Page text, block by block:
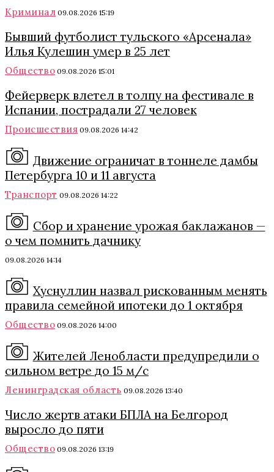
Криминал 09.08.2026 15:19
Бывший футболист тульского «Арсенала»
Илья Кулешин умер в 25 лет
Общество 09.08.2026 15:01
Фейерверк влетел в толпу на фестивале в
Испании, пострадали 27 человек
Происшествия 09.08.2026 14:42
Движение ограничат в тоннеле дамбы
Петербурга 10 и 11 августа
Транспорт 09.08.2026 14:22
Сбор и хранение урожая баклажанов —
о чем помнить дачнику
09.08.2026 14:14
Хуснуллин назвал рискованным менять
правила семейной ипотеки до 1 октября
Общество 09.08.2026 14:00
Жителей Ленобласти предупредили о
сильном ветре до 15 м/с
Ленинградская область 09.08.2026 13:40
Число жертв атаки БПЛА на Белгород
выросло до пяти
Общество 09.08.2026 13:19